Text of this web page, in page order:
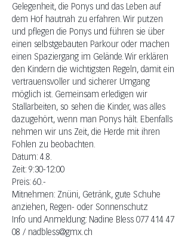
Gelegenheit, die Ponys und das Leben auf
dem Hof hautnah zu erfahren. Wir putzen
und pflegen die Ponys und führen sie über
einen selbstgebauten Parkour oder machen
einen Spaziergang im Gelände. Wir erklären
den Kindern die wichtigsten Regeln, damit ein
vertrauensvoller und sicherer Umgang
möglich ist. Gemeinsam erledigen wir
Stallarbeiten, so sehen die Kinder, was alles
dazugehört, wenn man Ponys hält. Ebenfalls
nehmen wir uns Zeit, die Herde mit ihren
Fohlen zu beobachten.
Datum: 4.8.
Zeit: 9:30-12:00
Preis: 60.-
Mitnehmen: Znüni, Getränk, gute Schuhe
anziehen, Regen- oder Sonnenschutz
Info und Anmeldung: Nadine Bless 077 414 47
08 / nadbless@gmx.ch